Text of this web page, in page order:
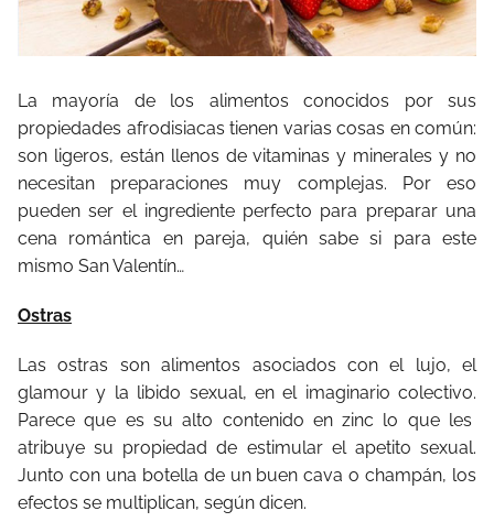
La mayoría de los alimentos conocidos por sus
propiedades afrodisiacas tienen varias cosas en común:
son ligeros, están llenos de vitaminas y minerales y no
necesitan preparaciones muy complejas. Por eso
pueden ser el ingrediente perfecto para preparar una
cena romántica en pareja, quién sabe si para este
mismo San Valentín…
Ostras
Las ostras son alimentos asociados con el lujo, el
glamour y la libido sexual, en el imaginario colectivo.
Parece que es su alto contenido en zinc lo que les
atribuye su propiedad de estimular el apetito sexual.
Junto con una botella de un buen cava o champán, los
efectos se multiplican, según dicen.